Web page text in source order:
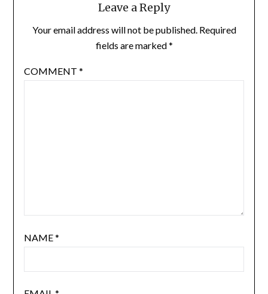
Leave a Reply
Your email address will not be published. Required
fields are marked*
COMMENT *
NAME*